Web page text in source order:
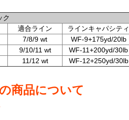
ク
適合ライン
ラインキャパシティ
7/8/9 wt
WF-9+175yd/20lb
9/10/11 wt
WF-11+200yd/30lb
11/12 wt WF-12+250yd/30lb
商品について